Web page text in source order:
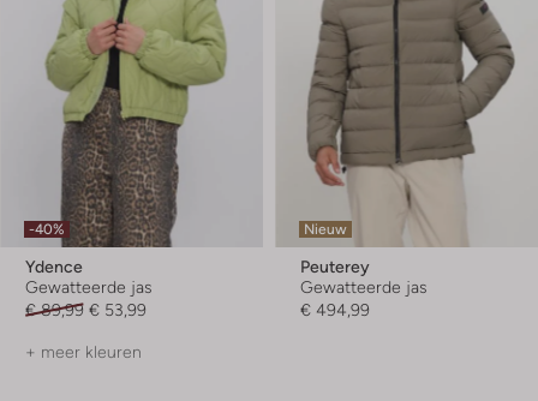
-40%
Ydence
Gewatteerde jas
€ 89,99 € 53,99
+ meer kleuren
Nieuw
Peuterey
Gewatteerde jas
€ 494,99